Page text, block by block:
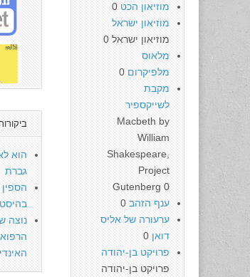
הוא
גברת
נוצה
מוזיאון הכט
מוזיאון ישראל
מוזיאון ישראל 0
מלאוס
מלפיקרום
מקבת
לשייקספיר
Macbeth by
William
Shakespeare,
Project
Gutenberg 0
ענף הזהב
ערעורה של אליס
דואן
פרויקט בן-יהודה
פרויקט בן-יהודה